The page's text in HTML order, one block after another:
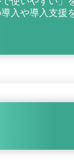
入や導入支援